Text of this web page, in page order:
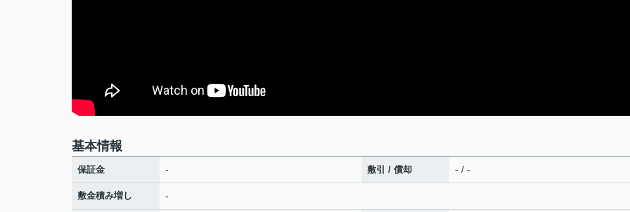
基本情報
保証金 - 敷引 / 償却 - / -
敷金積み増し -